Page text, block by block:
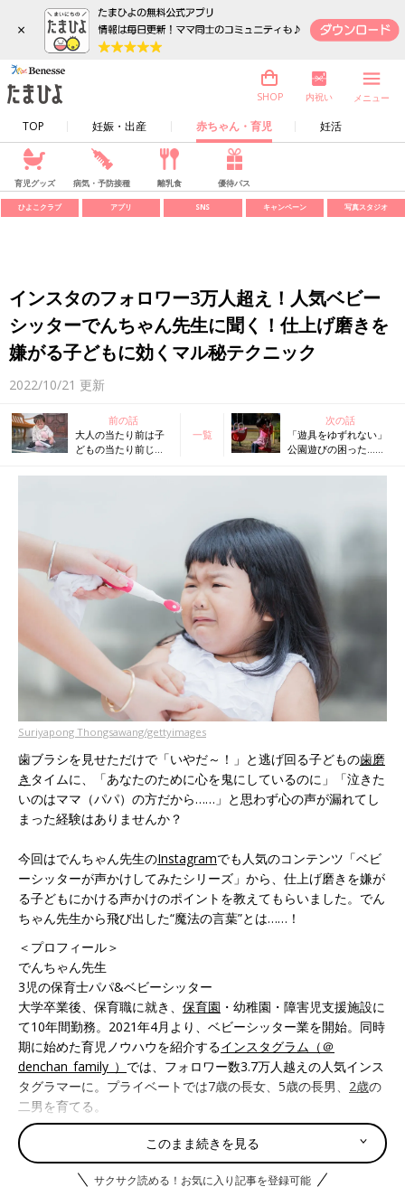
×
TOP 妊娠・出産 赤ちゃん・育児 妊活
SHOP 内祝い メニュー
育児グッズ 病気・予防接種 離乳食 優待パス
ひよこクラブ アプリ SNS キャンペーン 写真スタジオ
インスタのフォロワー3万人超え！人気ベビー
シッターでんちゃん先生に聞く！仕上げ磨きを
嫌がる子どもに効くマル秘テクニック
2022/10/21 更新
前の話
大人の当たり前は子
どもの当たり前じゃ
を嫌がる子どもに3児
一覧
次の話
「遊具をゆずれない」
公園遊びの困った…を
ターでんちゃん先生が
Suriyapong Thongsawang/gettyimages
歯ブラシを見せただけで「いやだ～！」と逃げ回る子どもの歯磨
き タイムに、「あなたのために心を鬼にしているのに」「泣きた
いのはママ（パパ）の方だから……」と思わず心の声が漏れてし
まった経験はありませんか？
今回はでんちゃん先生のInstagramでも人気のコンテンツ「ベビ
ーシッターが声かけしてみたシリーズ」から、仕上げ磨きを嫌が
る子どもにかける声かけのポイントを教えてもらいました。でん
ちゃん先生から飛び出した“魔法の言葉”とは……！
＜プロフィール＞
でんちゃん先生
3児の保育士パパ&ベビーシッター
大学卒業後、保育職に就き、 保育園 ・幼稚園・障害児支援施設に
て10年間勤務。2021年4月より、ベビーシッター業を開始。同時
期に始めた育児ノウハウを紹介するインスタグラム（＠
denchan_family_） では、フォロワー数3.7万人越えの人気インス
タグラマーに。プライベートでは7歳の長女、5歳の長男、 2歳の
二男を育てる。
出発まであと15分！支度が進まない子ど
もに…人気ベビーシッターでんちゃん先
このまま続きを見る
サクサク読める！お気に入り記事を登録可能